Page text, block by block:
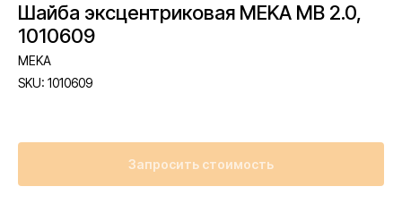
Шайба эксцентриковая MEKA MB 2.0,
1010609
MEKA
SKU: 1010609
Запросить стоимость